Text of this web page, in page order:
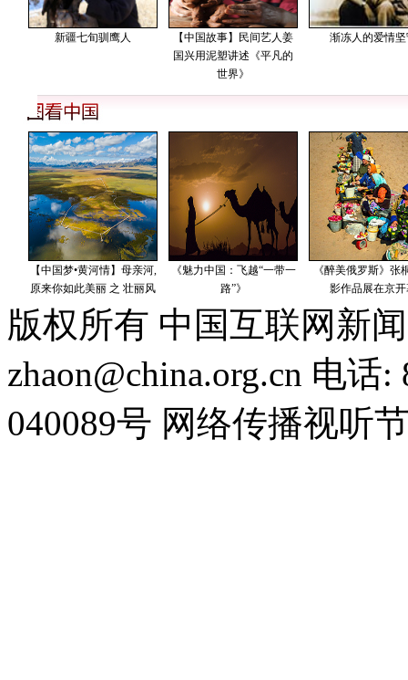
版权所有 中国互联网新
zhaon@china.org.cn 电话
040089号 网络传播视听